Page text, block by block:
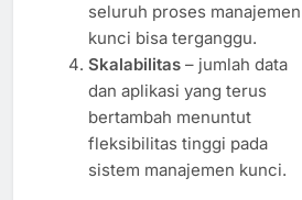
seluruh proses manajemen
kunci bisa terganggu.
Skalabilitas– jumlah data
dan aplikasi yang terus
bertambah menuntut
fleksibilitas tinggi pada
sistem manajemen kunci.